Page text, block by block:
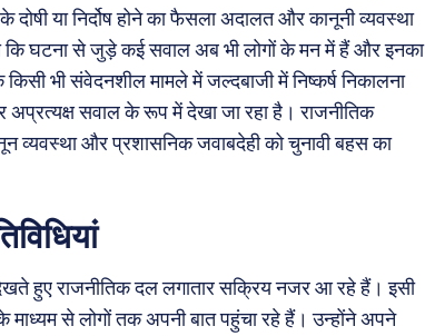
दोषी या निर्दोष होने का फैसला अदालत और कानूनी व्यवस्था
कि घटना से जुड़े कई सवाल अब भी लोगों के मन में हैं और इनका
भी संवेदनशील मामले में जल्दबाजी में निष्कर्ष निकालना
अप्रत्यक्ष सवाल के रूप में देखा जा रहा है। राजनीतिक
व्यवस्था और प्रशासनिक जवाबदेही को चुनावी बहस का
देखते हुए राजनीतिक दल लगातार सक्रिय नजर आ रहे हैं। इसी
से लोगों तक अपनी बात पहुंचा रहे हैं। उन्होंने अपने